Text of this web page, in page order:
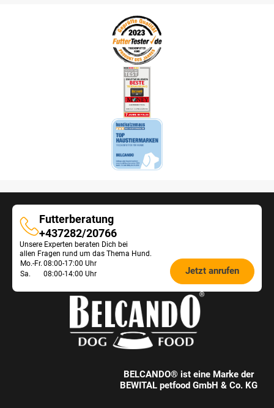
Futterberatung
Futterberatung
+437282/20766
Unsere Experten beraten Dich bei
allen Fragen rund um das Thema Hund.
Öffnungszeiten
Mo.-Fr. 08:00-17:00 Uhr
Sa.
08:00-14:00 Uhr Jetzt anrufen
BELCANDO® ist eine Marke der
BEWITAL petfood GmbH & Co. KG